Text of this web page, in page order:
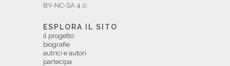
BY-NC-SA 4.0.
ESPLORA IL SITO
il progetto
biografie
autrici e autori
partecipa